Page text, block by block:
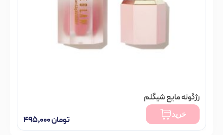
رژگونه مایع شیگلم
تومان
تومان۹۸۰,۰۰۰
موجود در انبار
خرید